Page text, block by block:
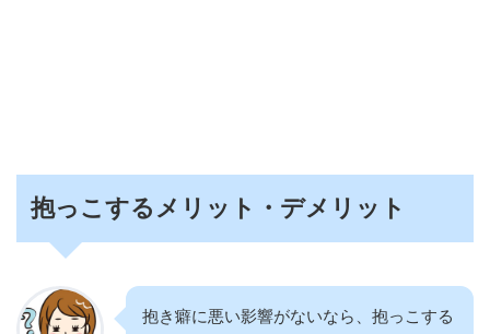
抱っこするメリット・デメリット
抱き癖に悪い影響がないなら、抱っこする